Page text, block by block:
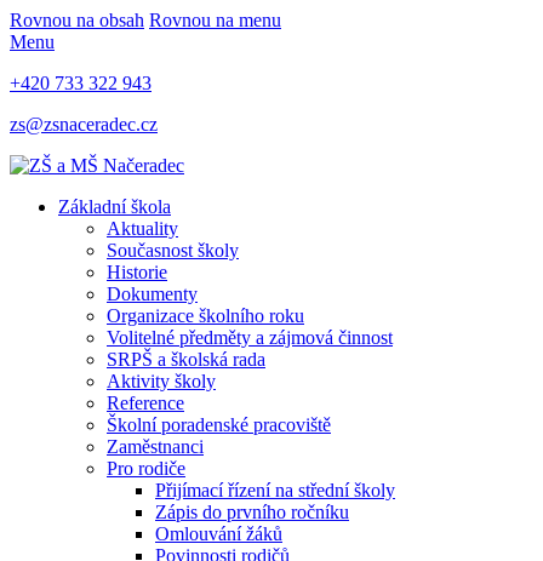
Rovnou na obsah Rovnou na menu
Menu
+420 733 322 943
zs@zsnaceradec.cz
Základní škola
Aktuality
Současnost školy
Historie
Dokumenty
Organizace školního roku
Volitelné předměty a zájmová činnost
SRPŠ a školská rada
Aktivity školy
Reference
Školní poradenské pracoviště
Zaměstnanci
Pro rodiče
Přijímací řízení na střední školy
Zápis do prvního ročníku
Omlouvání žáků
Povinnosti rodičů